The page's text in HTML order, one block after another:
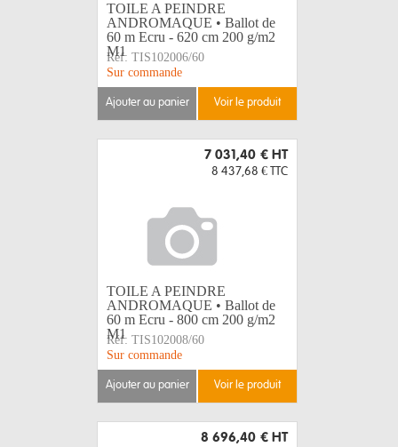
TOILE A PEINDRE
ANDROMAQUE • Ballot de
60 m Ecru - 620 cm 200 g/m2
M1
Réf: TIS102006/60
Sur commande
ajouter au panier voir le produit
7 031,40 € HT
8 437,68 € TTC
TOILE A PEINDRE
ANDROMAQUE • Ballot de
60 m Ecru - 800 cm 200 g/m2
M1
Réf: TIS102008/60
Sur commande
ajouter au panier voir le produit
8 696,40 € HT